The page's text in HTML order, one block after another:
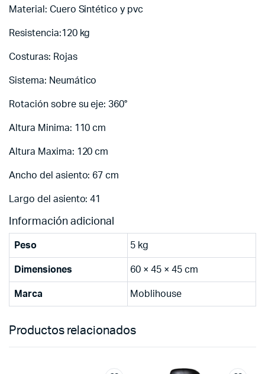
Material: Cuero Sintético y pvc
Resistencia:120 kg
Costuras: Rojas
Sistema: Neumático
Rotación sobre su eje: 360°
Altura Minima: 110 cm
Altura Maxima: 120 cm
Ancho del asiento: 67 cm
Largo del asiento: 41
Información adicional
Peso 5 kg
Dimensiones 60 × 45 × 45 cm
Marca Moblihouse
Productos relacionados